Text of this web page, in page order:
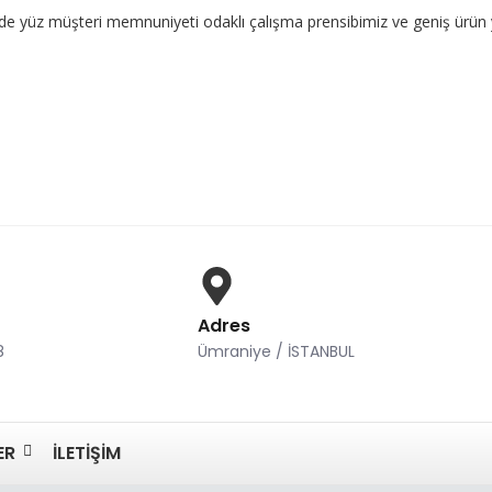
memnuniyeti odaklı çalışma prensibimiz ve geniş ürün
Adres
Ümraniye / İSTANBUL
İLETIŞIM